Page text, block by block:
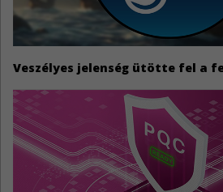
Veszélyes jelenség ütötte fel a